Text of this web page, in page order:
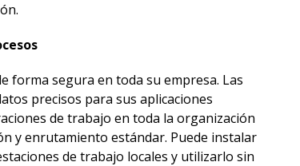
forma segura en toda su empresa. Las
precisos para sus aplicaciones
de trabajo en toda la organización
y enrutamiento estándar. Puede instalar
de trabajo locales y utilizarlo sin